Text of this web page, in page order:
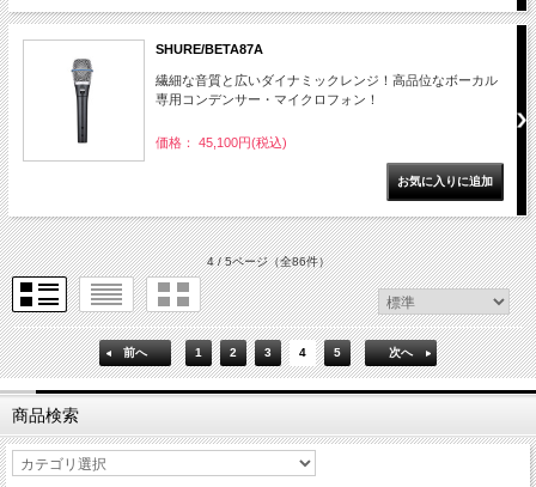
SHURE/BETA87A
繊細な音質と広いダイナミックレンジ！高品位なボーカル
専用コンデンサー・マイクロフォン！
価格： 45,100円(税込)
4 / 5ページ（全86件）
前へ 1 2 3 4 5 次へ
商品検索